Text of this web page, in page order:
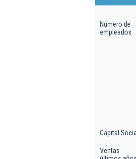
Número de
empleados
Capital Social
Ventas